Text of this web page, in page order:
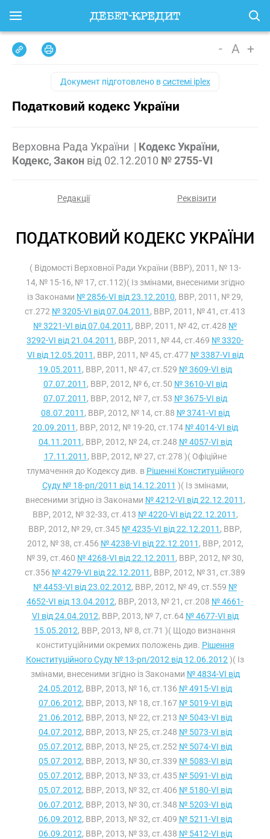
- A +
Документ підготовлено всистемі iplex
Податковий кодекс України
Верховна Рада України | Кодекс України,
Кодекс, Закон від 02.12.2010 № 2755-VI
Редакції Реквізити
ПОДАТКОВИЙ КОДЕКС УКРАЇНИ
( Відомості Верховної Ради України (ВВР), 2011, № 13-
14, № 15-16, № 17, ст.112)( Із змінами, внесеними згідно
із Законами № 2856-VI від 23.12.2010, ВВР, 2011, № 29,
ст.272 № 3205-VI від 07.04.2011 , ВВР, 2011, № 41, ст.413
№ 3221-VI від 07.04.2011 , ВВР, 2011, № 42, ст.428 №
3292-VI від 21.04.2011 , ВВР, 2011, № 44, ст.469 № 3320-
VI від 12.05.2011 , ВВР, 2011, № 45, ст.477 № 3387-VI від
19.05.2011 , ВВР, 2011, № 47, ст.529 № 3609-VI від
07.07.2011 , ВВР, 2012, № 6, ст.50 № 3610-VI від
07.07.2011 , ВВР, 2012, № 7, ст.53 № 3675-VI від
08.07.2011 , ВВР, 2012, № 14, ст.88 № 3741-VI від
20.09.2011 , ВВР, 2012, № 19-20, ст.174 № 4014-VI від
04.11.2011 , ВВР, 2012, № 24, ст.248 № 4057-VI від
17.11.2011 , ВВР, 2012, № 27, ст.278 )( Офіційне
тлумачення до Кодексу див. в Рішенні Конституційного
Суду № 18-рп/2011 від 14.12.2011 )( Із змінами,
внесеними згідно із Законами № 4212-VI від 22.12.2011 ,
ВВР, 2012, № 32-33, ст.413 № 4220-VI від 22.12.2011 ,
ВВР, 2012, № 29, ст.345 № 4235-VI від 22.12.2011 , ВВР,
2012, № 38, ст.456 № 4238-VI від 22.12.2011 , ВВР, 2012,
№ 39, ст.460 № 4268-VI від 22.12.2011 , ВВР, 2012, № 30,
ст.356 № 4279-VI від 22.12.2011 , ВВР, 2012, № 31, ст.389
№ 4453-VI від 23.02.2012, ВВР, 2012, № 49, ст.559 №
4652-VI від 13.04.2012, ВВР, 2013, № 21, ст.208 № 4661-
VI від 24.04.2012, ВВР, 2013, № 7, ст.64 № 4677-VI від
15.05.2012, ВВР, 2013, № 8, ст.71 )( Щодо визнання
конституційними окремих положень див. Рішення
Конституційного Суду № 13-рп/2012 від 12.06.2012 )( Із
змінами, внесеними згідно із Законами № 4834-VI від
24.05.2012, ВВР, 2013, № 16, ст.136 № 4915-VI від
07.06.2012, ВВР, 2013, № 18, ст.167 № 5019-VI від
21.06.2012, ВВР, 2013, № 22, ст.213 № 5043-VI від
04.07.2012, ВВР, 2013, № 25, ст.248 № 5073-VI від
05.07.2012, ВВР, 2013, № 25, ст.252 № 5074-VI від
05.07.2012, ВВР, 2013, № 30, ст.339 № 5083-VI від
05.07.2012, ВВР, 2013, № 33, ст.435 № 5091-VI від
05.07.2012, ВВР, 2013, № 32, ст.406 № 5180-VI від
06.07.2012, ВВР, 2013, № 30, ст.348 № 5203-VI від
06.09.2012, ВВР, 2013, № 32, ст.409 № 5211-VI від
06.09.2012, ВВР, 2013, № 33, ст.438 № 5412-VI від